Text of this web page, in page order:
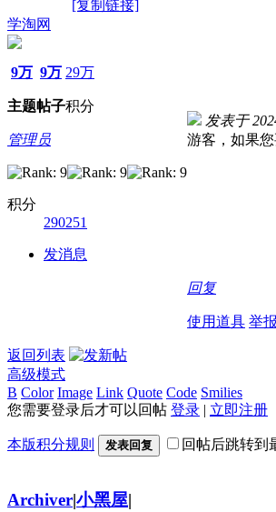
[复制链接]
学淘网
9万
主题
9万
帖子
29万
积分
管理员
积分
290251
发消息
发表于
游客，如果
回复
使用道具 举报
返回列表
高级模式
B Color Image Link Quote Code Smilies
您需要登录后才可以回帖 登录 | 立即注册
本版积分规则 发表回复 回帖后跳转到
Archiver|小黑屋|